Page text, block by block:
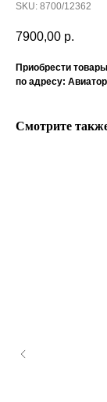
SKU: 8700/12362
7900,00 р.
Приобрести
по адресу:
Смотрите